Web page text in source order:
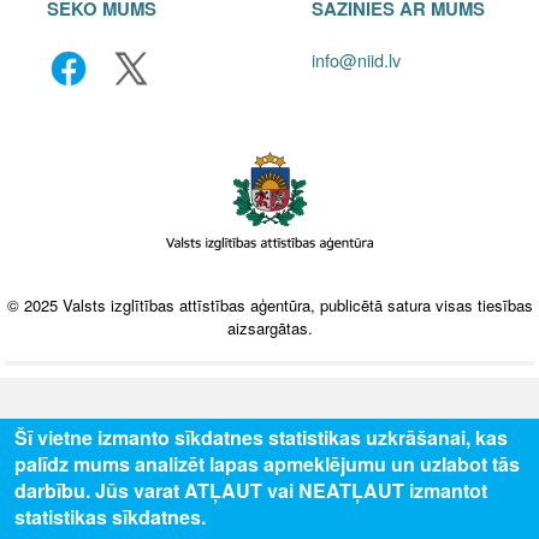
SEKO MUMS SAZINIES AR MUMS
info@niid.lv
© 2025 Valsts izglītības attīstības aģentūra, publicētā satura visas tiesības
aizsargātas.
Šī vietne izmanto sīkdatnes statistikas uzkrāšanai, kas
palīdz mums analizēt lapas apmeklējumu un uzlabot tās
darbību. Jūs varat ATĻAUT vai NEATĻAUT izmantot
statistikas sīkdatnes.